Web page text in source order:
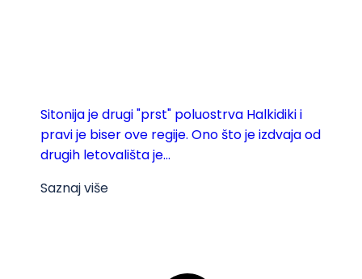
Sitonija je drugi "prst" poluostrva Halkidiki i
pravi je biser ove regije. Ono što je izdvaja od
drugih letovališta je...
Saznaj više